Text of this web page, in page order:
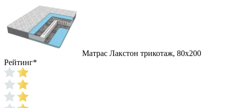
Матрас Лакстон трикотаж, 80x200
Рейтинг*